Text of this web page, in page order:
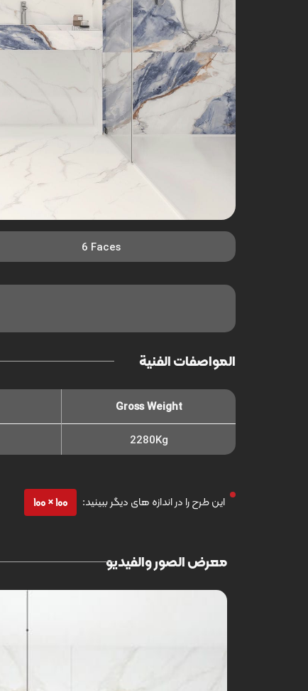
6 Faces
المواصفات الفنية
Gross Weight
2280Kg
این طرح را در اندازه های دیگر ببینید: 100 × 100
معرض الصور والفيديو